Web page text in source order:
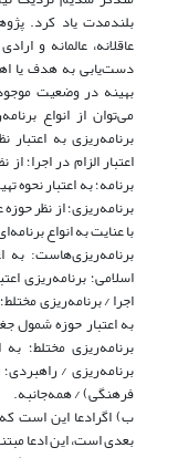
بلندمدت یاد کرد.
عاقلانه، عالمانه و
دست‌یابی به هدف یا
بهینه‌ در وضعیت
می‌توان از انواع
برنامه‌ریزی به اعتبار
اعتبار الزام در اجرا؛
برنامه؛ به اعتبار
برنامه‌ریزی؛ از نظر
با عنایت به انواع
برنامه‌ریزی‌هاست‌: به
اسلامی؛ برنامه‌ریزی
اجرا / برنامه‌ریزی
به اعتبار حوزه شمول
برنامه‌ریزی مختلط؛
برنامه‌ریزی /
فرهنگی) / همه‌جانبه.
ب) اگرادعا این است
بعدی است، این ادعا